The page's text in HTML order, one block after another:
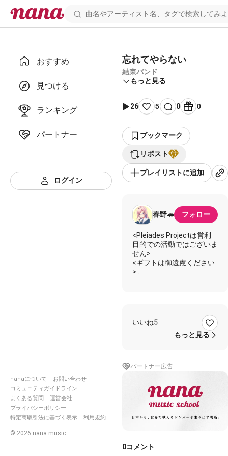
おすすめ
見つける
ランキング
パートナー
ログイン
nanaについて
お問い合わせ
コミュニティガイドライン
よくある質問
運営会社
プライバシーポリシー
特定商取引法に基づく表示
利用規約
© 2026 nana music
忘れてやらない
結束バンド
もっと見る
26 5 0 0
ブックマーク
リポスト
プレイリストに追加
春野🦔 フォロー
<Pleiades Projectは営利
目的での活動ではございま
せん>
<ギフトは御遠慮ください
>
アニメ「ぼっち･ざ･ろっ
https://youtu.be/gX9m-
🌷春日野愛生 （
ぜんぶ天気のせいでいいよ
この気まずさも倦怠感も
太陽は隠れながら知らんぷ
ガタゴト揺れる満員電車
いいね5
もっと見る
パートナー広告
0コメント